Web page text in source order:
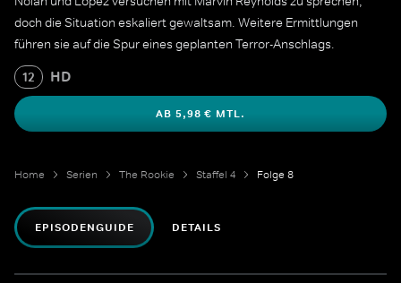
doch die Situation eskaliert gewaltsam. Weitere Ermittlungen
führen sie auf die Spur eines geplanten Terror-Anschlags.
12 HD
AB 5,98 € MTL.
Home Serien The Rookie Staffel 4 Folge 8
EPISODENGUIDE DETAILS